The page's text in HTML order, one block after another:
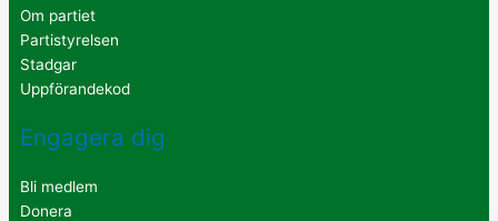
Om partiet
Partistyrelsen
Stadgar
Uppförandekod
Engagera dig
Bli medlem
Donera